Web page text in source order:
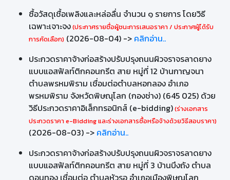
ซื้อวัสดุเชื้อเพลิงและหล่อลื่น จำนวน ๑ รายการ โดยวิธี
เฉพาะเจาะจง(ประกาศรายชื่อผู้ชนะการเสนอราคา / ประกาศผู้ได้รับ
การคัดเลือก) (2026-08-04) -> คลิกอ่าน..
ประกวดราคาจ้างก่อสร้างปรับปรุงถนนผิวจราจรลาดยาง
แบบแอสฟัลท์ติกคอนกรีต สาย หมู่ที่ 12 บ้านกาญจนา
ตำบลพรหมพิราม เชื่อมต่อตำบลหอกลอง อำเภอ
พรหมพิราม จังหวัดพิษณุโลก (กองช่าง) (645 025) ด้วย
วิธีประกวดราคาอิเล็กทรอนิกส์ (e-bidding)(ร่างเอกสาร
ประกวดราคา e-Bidding และร่างเอกสารซื้อหรือจ้างด้วยวิธีสอบราคา)
(2026-08-03) -> คลิกอ่าน..
ประกวดราคาจ้างก่อสร้างปรับปรุงถนนผิวจราจรลาดยาง
แบบแอสฟัลท์ติกคอนกรีต สาย หมู่ที่ 3 บ้านบึงถัง ตำบล
ดอนทอง เชื่อมต่อ ตำบลหัวรอ อำเภอเมืองพิษณุโลก